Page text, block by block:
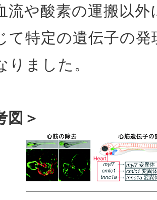
流や酸素の運搬以
て特定の遺伝子の
りました。
図＞